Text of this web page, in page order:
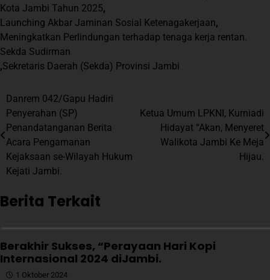
Kota Jambi Tahun 2025,
Launching Akbar Jaminan Sosial Ketenagakerjaan,
Meningkatkan Perlindungan terhadap tenaga kerja rentan.
Sekda Sudirman
,Sekretaris Daerah (Sekda) Provinsi Jambi
Navigasi
pos
Danrem 042/Gapu Hadiri
Penyerahan (SP)
Penandatanganan Berita
Acara Pengamanan
Kejaksaan se-Wilayah Hukum
Kejati Jambi.
Ketua Umum LPKNI, Kurniadi
Hidayat “Akan, Menyeret
Walikota Jambi Ke Meja
Hijau.
Berita Terkait
Berakhir Sukses, “Perayaan Hari Kopi
Internasional 2024 diJambi.
1 Oktober 2024